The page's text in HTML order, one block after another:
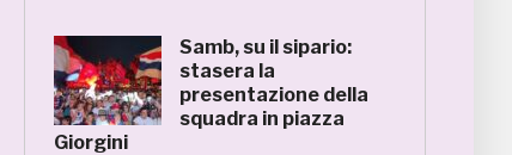
Samb, su il sipario:
stasera la
presentazione della
squadra in piazza
Giorgini